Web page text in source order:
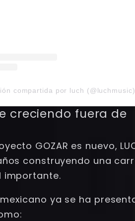
compartida por luch (@luchmusic)
creciendo fuera de
GOZAR es nuevo,
construyendo una
importante.
ya se ha